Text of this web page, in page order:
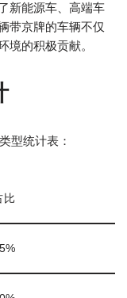
新能源车、高端车
带京牌的车辆不仅
境的积极贡献。
型统计表：
比